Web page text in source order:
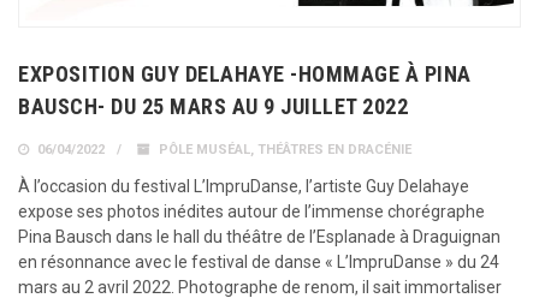
EXPOSITION GUY DELAHAYE -HOMMAGE À PINA
BAUSCH- DU 25 MARS AU 9 JUILLET 2022
06/04/2022 PÔLE MUSÉAL, THÉÂTRES EN DRACÉNIE
À l’occasion du festival L’ImpruDanse, l’artiste Guy Delahaye
expose ses photos inédites autour de l’immense chorégraphe
Pina Bausch dans le hall du théâtre de l’Esplanade à Draguignan
en résonnance avec le festival de danse « L’ImpruDanse » du 24
mars au 2 avril 2022. Photographe de renom, il sait immortaliser